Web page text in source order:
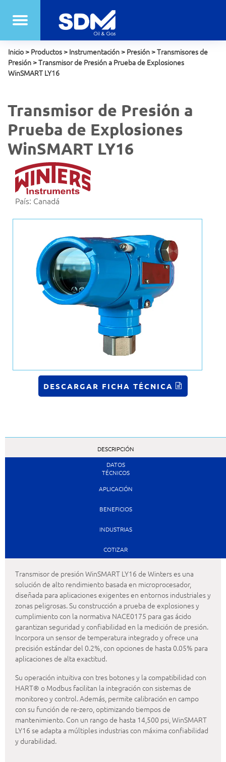
Inicio> Productos> Instrumentación> Presión>Transmisores de
Presión>Transmisor de Presión a Prueba de Explosiones
WinSMART LY16
Transmisor de Presión a
Prueba de Explosiones
WinSMART LY16
País: Canadá
DESCARGAR FICHA TÉCNICA
DESCRIPCIÓN
DATOS
TÉCNICOS
APLICACIÓN
BENEFICIOS
INDUSTRIAS
COTIZAR
Transmisor de presión WinSMART LY16 de Winters es una
solución de alto rendimiento basada en microprocesador,
diseñada para aplicaciones exigentes en entornos industriales y
zonas peligrosas. Su construcción a prueba de explosiones y
cumplimiento con la normativa NACE0175 para gas ácido
garantizan seguridad y confiabilidad en la medición de presión.
Incorpora un sensor de temperatura integrado y ofrece una
precisión estándar del 0.2%, con opciones de hasta 0.05% para
aplicaciones de alta exactitud.
Su operación intuitiva con tres botones y la compatibilidad con
HART® o Modbus facilitan la integración con sistemas de
monitoreo y control. Además, permite calibración en campo
con su función de re-zero, optimizando tiempos de
mantenimiento. Con un rango de hasta 14,500 psi, WinSMART
LY16 se adapta a múltiples industrias con máxima confiabilidad
y durabilidad.